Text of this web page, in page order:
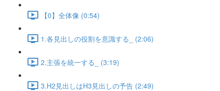
【0】全体像 (0:54)
1.各見出しの役割を意識する_ (2:06)
2.主張を統一する_ (3:19)
3.H2見出しはH3見出しの予告 (2:49)